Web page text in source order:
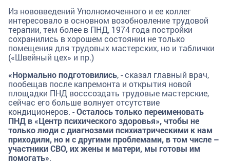
Из нововведений Уполномоченного и ее коллег
интересовало в основном возобновление трудовой
терапии, тем более в ПНД, 1974 года постройки
сохранились в хорошем состоянии не только
помещения для трудовых мастерских, но и таблички
(«Швейный цех» и пр.)
«Нормально подготовились, - сказал главный врач,
пообещав после капремонта и открытия новой
площадки ПНД восссоздать трудовые мастерские,
сейчас его больше волнует отсутствие
кондиционеров. -Осталось только переименовать
ПНД в «Центр психического здоровья», чтобы не
только люди с диагнозами психиатрическими к нам
приходили, но и с другими проблемами, в том числе –
участники СВО, их жены и матери, мы готовы им
помогать».